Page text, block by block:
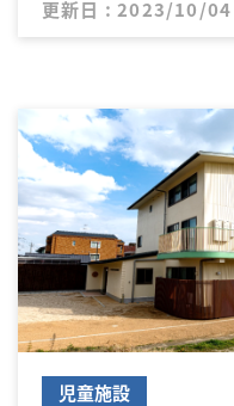
更新日 : 2023/10/04
児童施設